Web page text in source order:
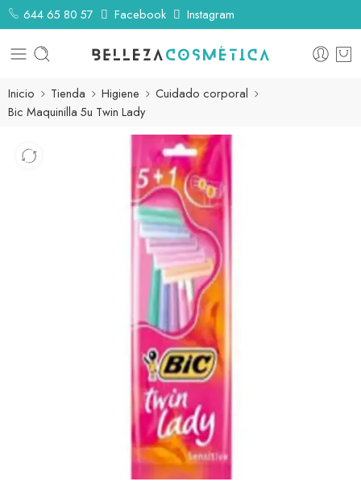
644 65 80 57 Facebook Instagram
Inicio Tienda Higiene
Cuidado corporal
Bic Maquinilla 5u Twin Lady